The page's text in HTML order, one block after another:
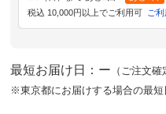
税込 10,000円以上でご利用可 ご
最短お届け日：ー （ご注文
※東京都にお届けする場合の最短